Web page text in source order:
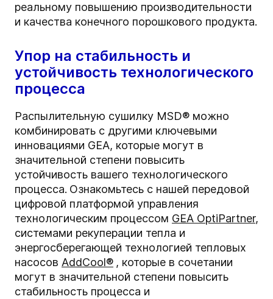
реальному повышению производительности
и качества конечного порошкового продукта.
Упор на стабильность и
устойчивость технологического
процесса
Распылительную сушилку MSD® можно
комбинировать с другими ключевыми
инновациями GEA, которые могут в
значительной степени повысить
устойчивость вашего технологического
процесса. Ознакомьтесь с нашей передовой
цифровой платформой управления
технологическим процессом GEA OptiPartner,
системами рекуперации тепла и
энергосберегающей технологией тепловых
насосов AddCool® , которые в сочетании
могут в значительной степени повысить
стабильность процесса и